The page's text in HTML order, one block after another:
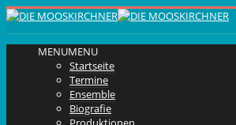
MENUMENU
Startseite
Termine
Ensemble
Biografie